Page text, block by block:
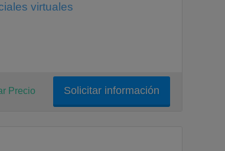
virtuales
Solicitar información
Precio